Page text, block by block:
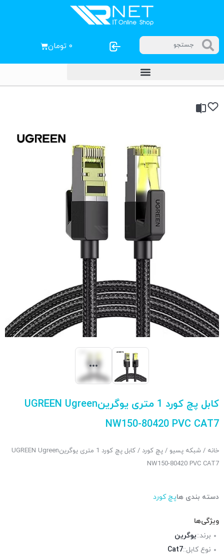
۰ تومان
کابل پچ کورد 1 متری یوگرینUGREEN Ugreen
NW150-80420 PVC CAT7
خانه / شبکه پسیو / پچ کورد
/ کابل پچ کورد 1 متری یوگرینUGREEN Ugreen
NW150-80420 PVC CAT7
دسته بندی هاپچ کورد
ویژگی‌ها
برند::یوگرین
نوع کابل::Cat7